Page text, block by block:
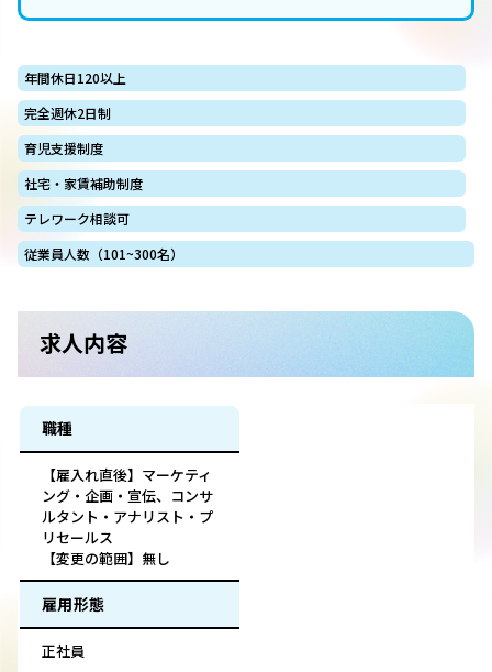
年間休日120以上
完全週休2日制
育児支援制度
社宅・家賃補助制度
テレワーク相談可
従業員人数（101~300名）
求人内容
職種
【雇入れ直後】マーケティ
ング・企画・宣伝、コンサ
ルタント・アナリスト・プ
リセールス
【変更の範囲】無し
雇用形態
正社員